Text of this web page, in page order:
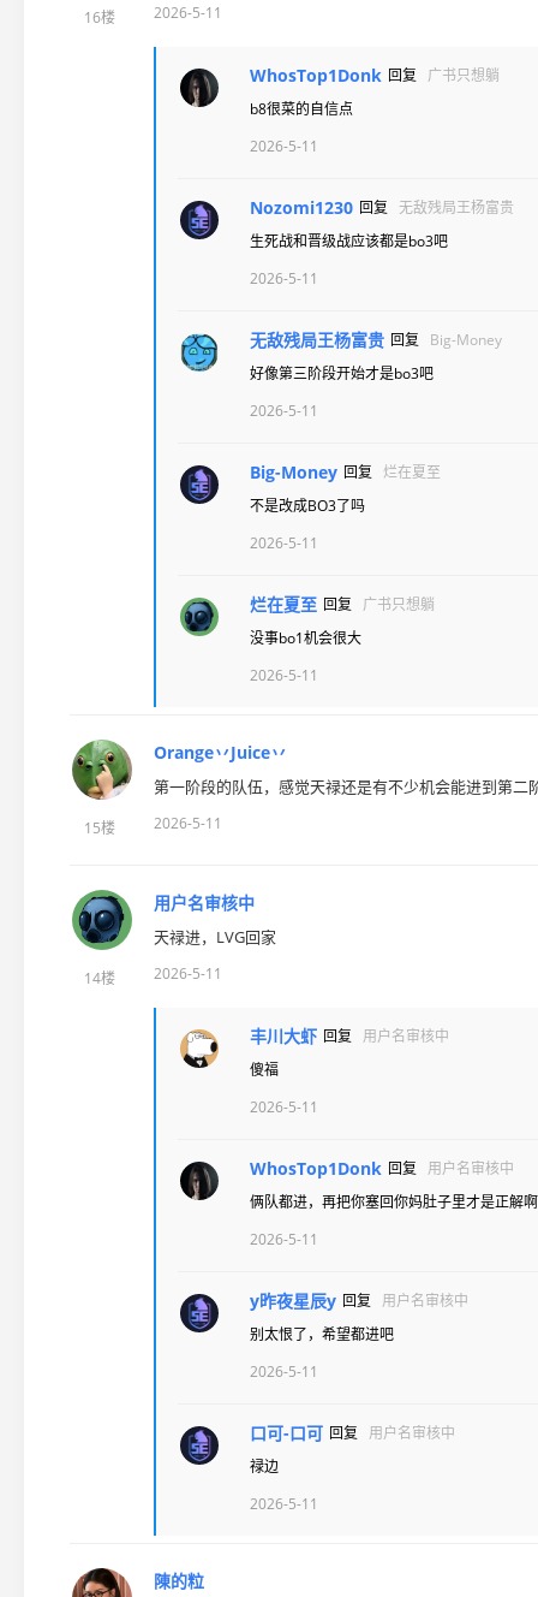
16楼 2026-5-11
WhosTop1Donk 回复
广书只想躺
b8很菜的自信点
2026-5-11
Nozomi1230 回复 无敌残局王杨富贵
生死战和晋级战应该都是bo3吧
2026-5-11
无敌残局王杨富贵 回复
Big-Money
好像第三阶段开始才是bo3吧
2026-5-11
Big-Money 回复
烂在夏至
不是改成BO3了吗
2026-5-11
烂在夏至 回复
广书只想躺
没事bo1机会很大
2026-5-11
15楼
Orange丷Juice丷
第一阶段的队伍，感觉天禄还是有不少机会能进到第二
2026-5-11
14楼
用户名审核中
天禄进，LVG回家
2026-5-11
丰川大虾 回复
用户名审核中
傻福
2026-5-11
WhosTop1Donk 回复
用户名审核中
俩队都进，再把你塞回你妈肚子里才是正解啊
2026-5-11
y昨夜星辰y 回复
用户名审核中
别太恨了，希望都进吧
2026-5-11
口可-口可 回复
用户名审核中
禄边
2026-5-11
陳的粒